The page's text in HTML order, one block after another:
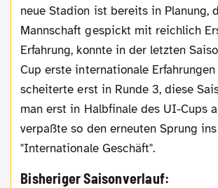
neue Stadion ist bereits in Planung,
Mannschaft gespickt mit reichlich
Erfahrung, konnte in der letzten
Cup erste internationale
scheiterte erst in Runde 3, diese
man erst in Halbfinale des UI-Cups
verpaßte so den erneuten Sprung ins
"Internationale Geschäft".
Bisheriger Saisonverlauf: